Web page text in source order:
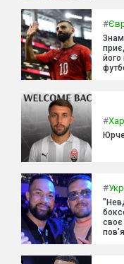
#
його
#
#
своє